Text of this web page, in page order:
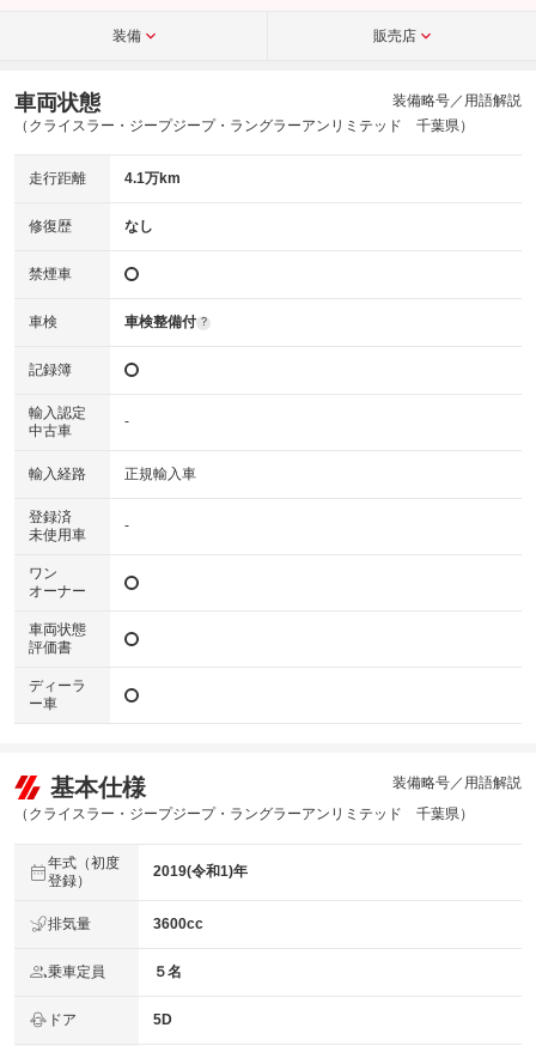
装備 販売店
車両状態
（クライスラー・ジープジープ・ラングラーアンリミテッド 千葉県）
装備略号／用語解説
走行距離 4.1万km
修復歴 なし
禁煙車
車検 車検整備付 ?
記録簿
輸入認定
中古車
-
輸入経路 正規輸入車
登録済
未使用車
-
ワン
オーナー
車両状態
評価書
ディーラ
ー車
基本仕様
（クライスラー・ジープジープ・ラングラーアンリミテッド 千葉県）
装備略号／用語解説
年式（初度
登録）
2019(令和1)年
排気量 3600cc
乗車定員 ５名
ドア 5D